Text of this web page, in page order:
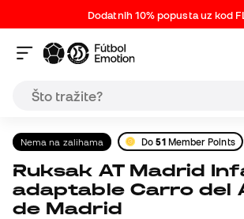
Dodatnih 10% popusta uz kod
Nema na zalihama Do51Member Points
Ruksak AT Madrid Infantil
adaptable Carro del
de Madrid